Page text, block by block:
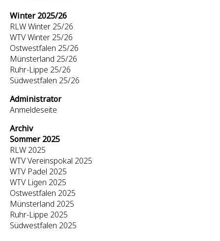
Winter 2025/26
RLW Winter 25/26
WTV Winter 25/26
Ostwestfalen 25/26
Münsterland 25/26
Ruhr-Lippe 25/26
Südwestfalen 25/26
Administrator
Anmeldeseite
Archiv
Sommer 2025
RLW 2025
WTV Vereinspokal 2025
WTV Padel 2025
WTV Ligen 2025
Ostwestfalen 2025
Münsterland 2025
Ruhr-Lippe 2025
Südwestfalen 2025